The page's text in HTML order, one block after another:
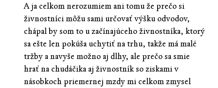
A ja celkom nerozumiem ani tomu že prečo si
živnostníci môžu sami určovať výšku odvodov,
chápal by som to u začínajúceho živnostníka, ktorý
sa ešte len pokúša uchytiť na trhu, takže má malé
tržby a navyše možno aj dlhy, ale prečo sa smie
hrať na chudáčika aj živnostník so ziskami v
násobkoch priemernej mzdy mi celkom zmysel